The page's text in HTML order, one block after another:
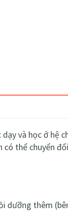
và học ở hệ
có thể chuyển
dưỡng thêm